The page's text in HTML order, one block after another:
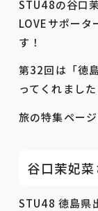
STU48の谷口
LOVEサポータ
す！
第32回は「徳
ってくれまし
旅の特集ペー
谷口茉妃菜
STU48 徳島県